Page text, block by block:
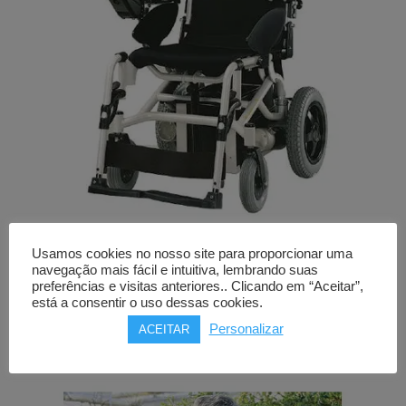
Cadeira de rodas elétrica
TILT
4.389,00€Price
range:
Usamos cookies no nosso site para proporcionar uma
navegação mais fácil e intuitiva, lembrando suas
preferências e visitas anteriores.. Clicando em “Aceitar”,
está a consentir o uso dessas cookies.
ACEITAR Personalizar